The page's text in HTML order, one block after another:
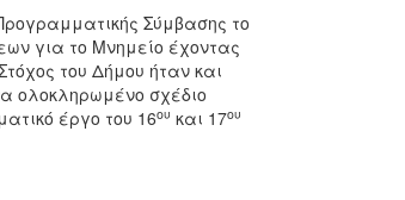
Σύμβασης το
για το Μνημείο έχοντας
του Δήμου ήταν και
ολοκληρωμένο σχέδιο
έργο του 16ου και 17ου